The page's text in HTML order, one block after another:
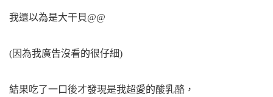
我還以為是大干貝@@
(因為我廣告沒看的很仔細)
結果吃了一口後才發現是我超愛的酸乳酪，